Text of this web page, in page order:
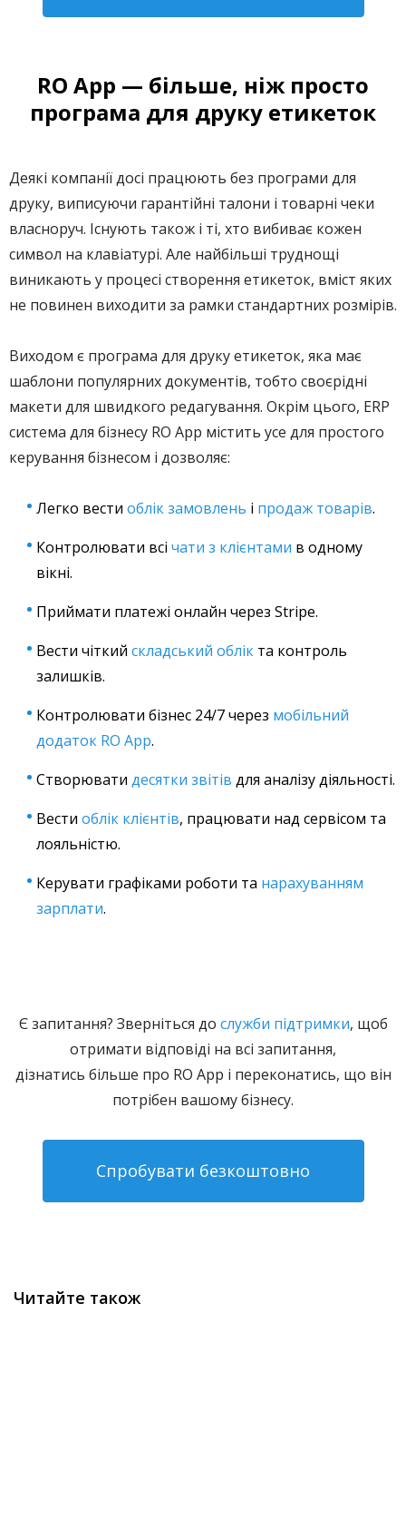
RO App — більше, ніж просто
програма для друку етикеток
Деякі компанії досі працюють без програми для
друку, виписуючи гарантійні талони і товарні чеки
власноруч. Існують також і ті, хто вибиває кожен
символ на клавіатурі. Але найбільші труднощі
виникають у процесі створення етикеток, вміст яких
не повинен виходити за рамки стандартних розмірів.
Виходом є програма для друку етикеток, яка має
шаблони популярних документів, тобто своєрідні
макети для швидкого редагування. Окрім цього, ERP
система для бізнесу RO App містить усе для простого
керування бізнесом і дозволяє:
Легко вести облік замовлень і продаж товарів.
Контролювати всі чати з клієнтами в одному
вікні.
Приймати платежі онлайн через Stripe.
Вести чіткий складський облік та контроль
залишків.
Контролювати бізнес 24/7 через мобільний
додаток RO App.
Створювати десятки звітів для аналізу діяльності.
Вести облік клієнтів, працювати над сервісом та
лояльністю.
Керувати графіками роботи та нарахуванням
зарплати.
Є запитання? Зверніться до служби підтримки, щоб
отримати відповіді на всі запитання,
дізнатись більше про RO App і переконатись, що він
потрібен вашому бізнесу.
Спробувати безкоштовно
Читайте також